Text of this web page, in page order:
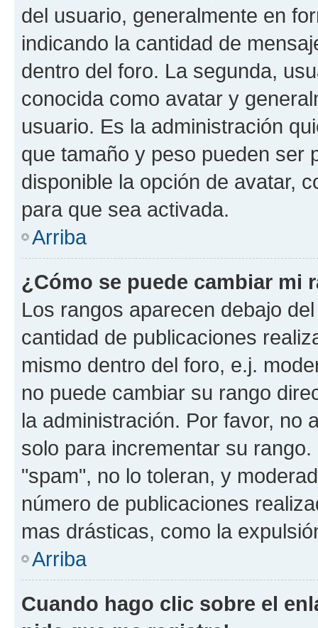
del usuario, generalmente en
indicando la cantidad de
dentro del foro. La segunda,
conocida como avatar y
usuario. Es la administración
que tamaño y peso pueden ser
disponible la opción de avatar,
para que sea activada.
Arriba
¿Cómo se puede cambiar mi
Los rangos aparecen debajo
cantidad de publicaciones
mismo dentro del foro, e.j.
no puede cambiar su rango
la administración. Por favor, no
solo para incrementar su
"spam", no lo toleran, y
número de publicaciones
mas drásticas, como la
Arriba
Cuando hago clic sobre el